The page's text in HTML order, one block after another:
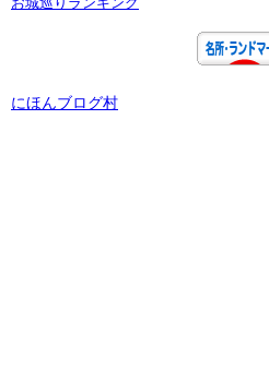
お城巡りランキング
にほんブログ村